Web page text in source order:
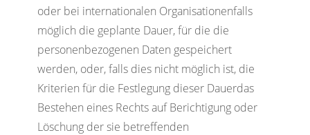
oder bei internationalen Organisationenfalls
möglich die geplante Dauer, für die die
personenbezogenen Daten gespeichert
werden, oder, falls dies nicht möglich ist, die
Kriterien für die Festlegung dieser Dauerdas
Bestehen eines Rechts auf Berichtigung oder
Löschung der sie betreffenden